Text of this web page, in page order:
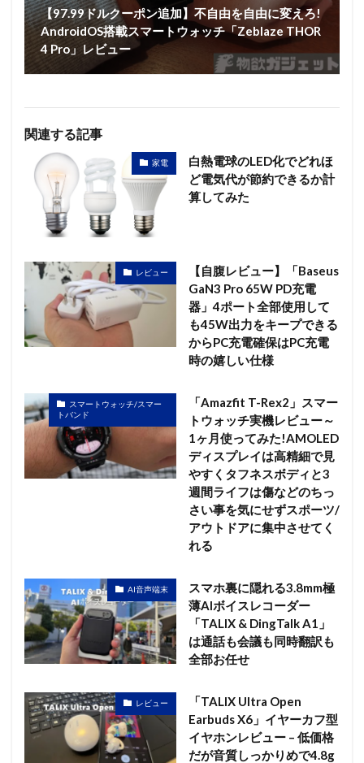
【97.99ドルクーポン追加】不自由を自由に変えろ!
AndroidOS搭載スマートウォッチ「Zeblaze THOR
4 Pro」レビュー
関連する記事
家電
白熱電球のLED化でどれほ
ど電気代が節約できるか計
算してみた
レビュー
【自腹レビュー】「Baseus
GaN3 Pro 65W PD充電
器」4ポート全部使用して
も45W出力をキープできる
からPC充電確保はPC充電
時の嬉しい仕様
スマートウォッチ/スマー
トバンド
「Amazfit T-Rex2」スマー
トウォッチ実機レビュー～
1ヶ月使ってみた!AMOLED
ディスプレイは高精細で見
やすくタフネスボディと3
週間ライフは傷などのちっ
さい事を気にせずスポーツ/
アウトドアに集中させてく
れる
AI音声端末
スマホ裏に隠れる3.8mm極
薄AIボイスレコーダー
「TALIX & DingTalk A1」
は通話も会議も同時翻訳も
全部お任せ
レビュー
「TALIX Ultra Open
Earbuds X6」イヤーカフ型
イヤホンレビュー – 低価格
だが音質しっかりめで4.8g